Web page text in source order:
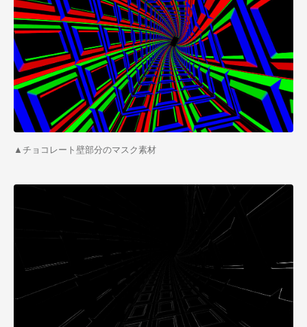
▲チョコレート壁部分のマスク素材